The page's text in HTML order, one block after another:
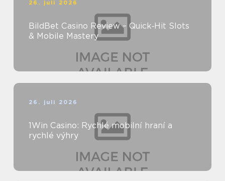
26. juli 2026
BildBet Casino Review – Quick‑Hit Slots
& Mobile Mastery
26. juli 2026
1Win Casino: Rychlé mobilní hraní a
rychlé výhry